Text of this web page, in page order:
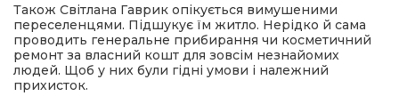
Також Світлана Гаврик опікується вимушеними
переселенцями. Підшукує їм житло. Нерідко й сама
проводить генеральне прибирання чи косметичний
ремонт за власний кошт для зовсім незнайомих
людей. Щоб у них були гідні умови і належний
прихисток.